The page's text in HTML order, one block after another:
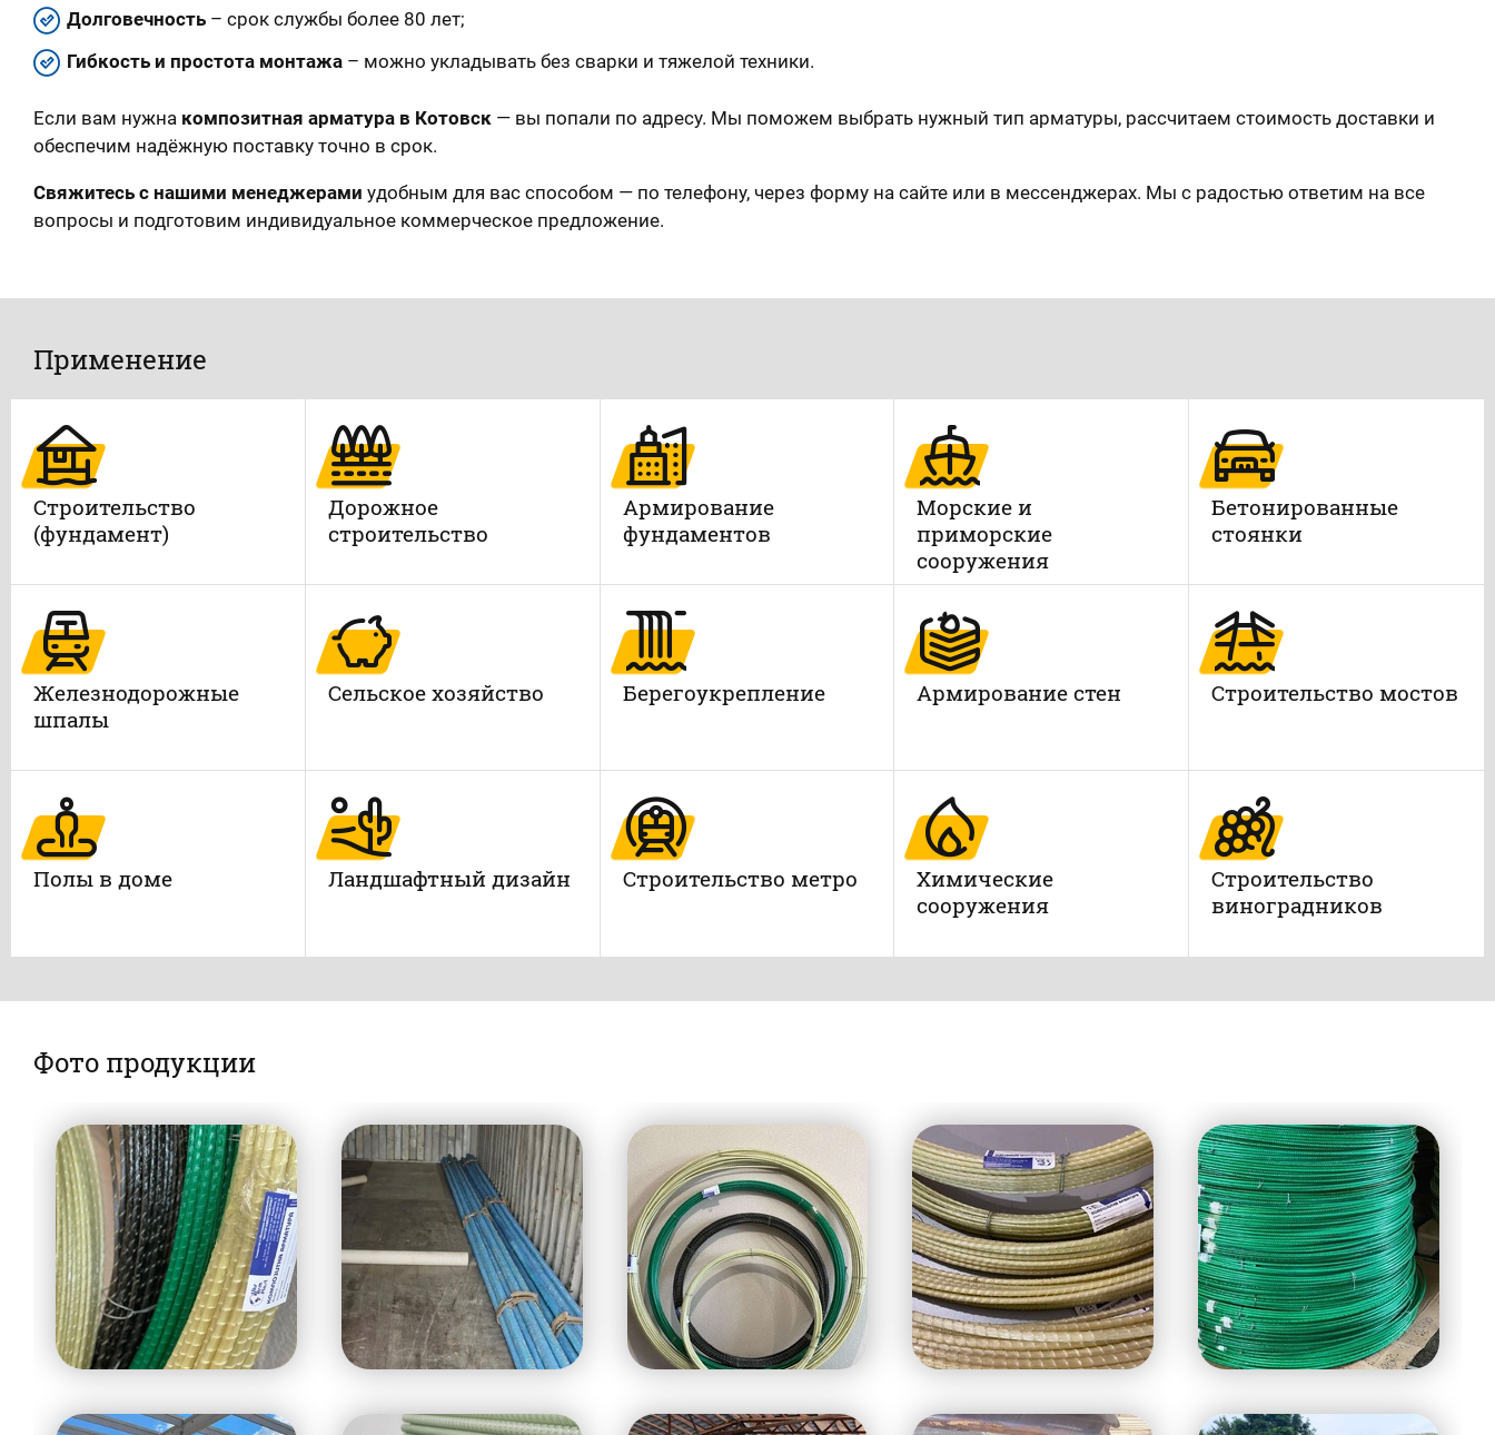
Долговечность – срок службы более 80 лет;
Гибкость и простота монтажа – можно укладывать без сварки и тяжелой техники.
Если вам нужна композитная арматура в Котовск — вы попали по адресу. Мы поможем выбрать нужный тип арматуры, рассчитаем стоимость доставки и
обеспечим надёжную поставку точно в срок.
Свяжитесь с нашими менеджерами удобным для вас способом — по телефону, через форму на сайте или в мессенджерах. Мы с радостью ответим на все
вопросы и подготовим индивидуальное коммерческое предложение.
Применение
Строительство
(фундамент)
Дорожное
строительство
Армирование
фундаментов
Морские и
приморские
сооружения
Бетонированные
стоянки
Железнодорожные
шпалы
Сельское хозяйство Берегоукрепление Армирование стен Строительство мостов
Полы в доме Ландшафтный дизайн Строительство метро
Химические
сооружения
Строительство
виноградников
Фото продукции